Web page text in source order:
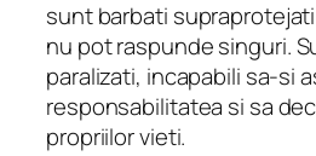
sunt barbati
nu pot raspunde singuri.
paralizati, incapabili sa-si
responsabilitatea si sa
propriilor vieti.